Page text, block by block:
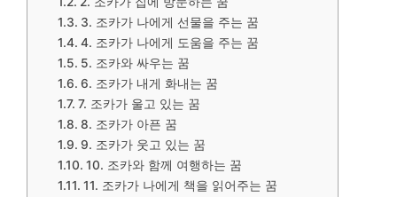
3. 조카가 나에게 선물을 주는 꿈
4. 조카가 나에게 도움을 주는 꿈
5. 조카와 싸우는 꿈
6. 조카가 내게 화내는 꿈
7. 조카가 울고 있는 꿈
8. 조카가 아픈 꿈
9. 조카가 웃고 있는 꿈
10. 조카와 함께 여행하는 꿈
11. 조카가 나에게 책을 읽어주는 꿈